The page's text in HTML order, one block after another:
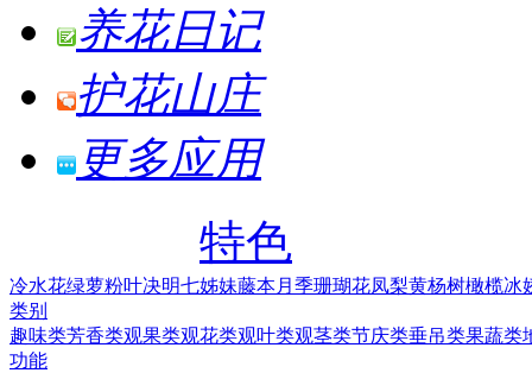
养花日记
护花山庄
更多应用
特色
冷水花绿萝粉叶决明七姊妹藤本月季珊瑚花凤梨黄杨树橄榄冰
类别
趣味类芳香类观果类观花类观叶类观茎类节庆类垂吊类果蔬类
功能